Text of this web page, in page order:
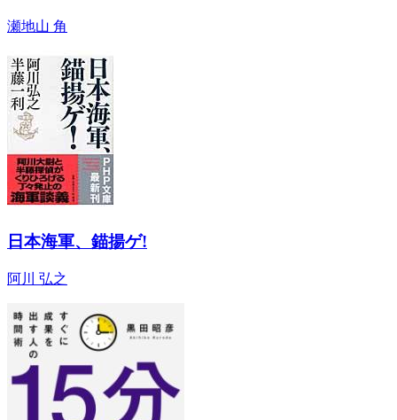
瀬地山 角
日本海軍、錨揚ゲ!
阿川 弘之